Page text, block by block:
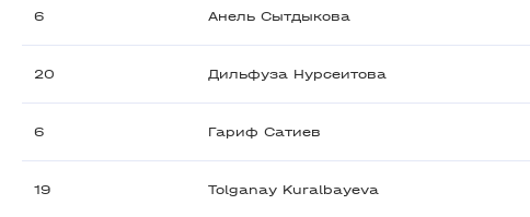
6 Анель Сытдыкова
20 Дильфуза Нурсеитова
6 Гариф Сатиев
19 Tolganay Kuralbayeva